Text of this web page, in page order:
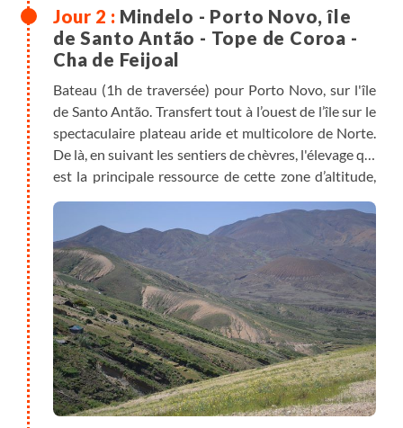
Mindelo - Porto Novo, île
de Santo Antão - Tope de Coroa -
Cha de Feijoal
Bateau (1h de traversée) pour Porto Novo, sur l'île
de Santo Antão. Transfert tout à l’ouest de l’île sur le
spectaculaire plateau aride et multicolore de Norte.
De là, en suivant les sentiers de chèvres, l'élevage qui
est la principale ressource de cette zone d’altitude,
entre les anciens volcans. Après avoir descendu
quelques pentes de scories et suivi le fond d’un
vallon, nous rejoignons le petit hameau de Cha de
Feijoal où nous passons la nuit Chez Alcindo, un
éleveur qui s’occupe aussi de la petite coopérative
du village. Nuit sur la terrasse d'une maison.